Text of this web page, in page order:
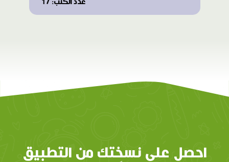
عدد الكتب: 17
احصل على نسختك من التطبيق